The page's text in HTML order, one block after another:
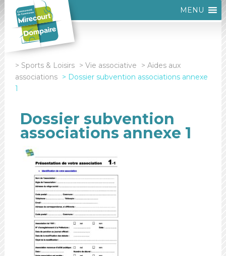
MENU
Sports & Loisirs Vie associative
Aides aux
associations
Dossier subvention associations annexe
1
Dossier subvention
associations annexe 1